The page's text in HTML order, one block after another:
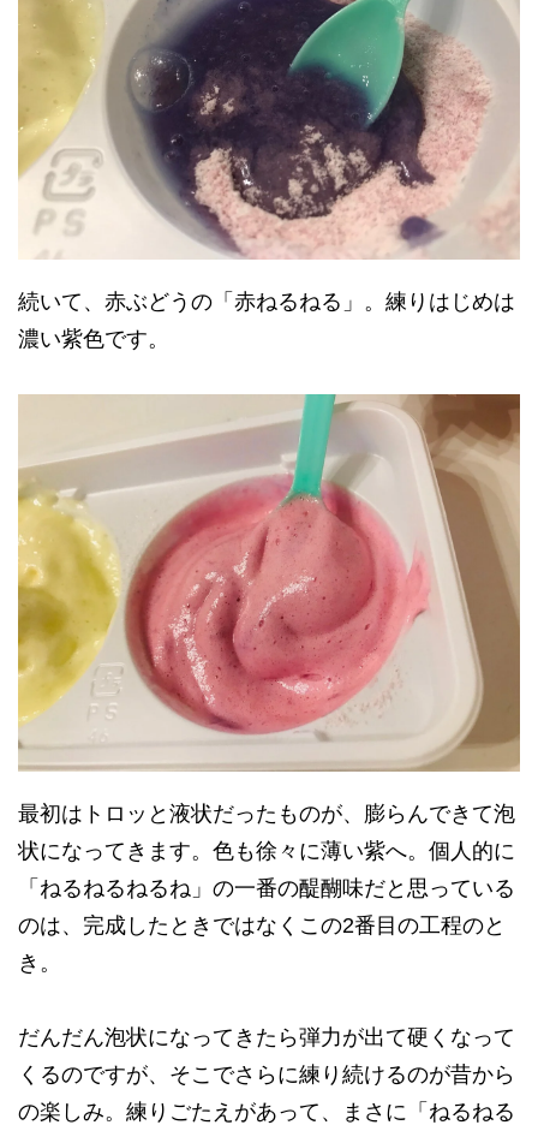
続いて、赤ぶどうの「赤ねるねる」。練りはじめは
濃い紫色です。
最初はトロッと液状だったものが、膨らんできて泡
状になってきます。色も徐々に薄い紫へ。個人的に
「ねるねるねるね」の一番の醍醐味だと思っている
のは、完成したときではなくこの2番目の工程のと
き。
だんだん泡状になってきたら弾力が出て硬くなって
くるのですが、そこでさらに練り続けるのが昔から
の楽しみ。練りごたえがあって、まさに「ねるねる